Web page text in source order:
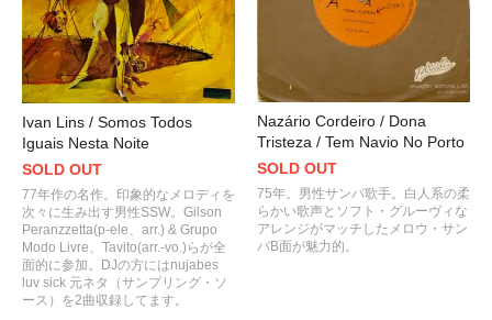
Ivan Lins / Somos Todos
Iguais Nesta Noite
SOLD OUT
77年作の名作。印象的なメロディを
次々に生み出す男性SSW。Gilson
Peranzzetta(p-ele、arr.) & Grupo
Modo Livre、Tavito(arr.-vo.)らが全
面的に参加。DJの方にはnujabes
luv sick 元ネタ（サンプリング・ソ
ース）を2曲収録してます。
Nazário Cordeiro / Dona
Tristeza / Tem Navio No Porto
SOLD OUT
75年。男性サンバ歌手。白人系の柔
らかい歌声とソフト・グルーヴィな
アレンジがマッチしたメロウ・サン
バB面が魅力的。